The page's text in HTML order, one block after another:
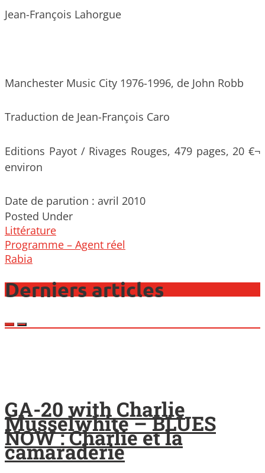
Jean-François Lahorgue
Manchester Music City 1976-1996, de John Robb
Traduction de Jean-François Caro
Editions Payot / Rivages Rouges, 479 pages, 20 €¬
environ
Date de parution : avril 2010
Posted Under
Littérature
Post
navigation
Programme – Agent réel
Rabia
Derniers articles
GA-20 with Charlie
Musselwhite – BLUES
NOW : Charlie et la
camaraderie